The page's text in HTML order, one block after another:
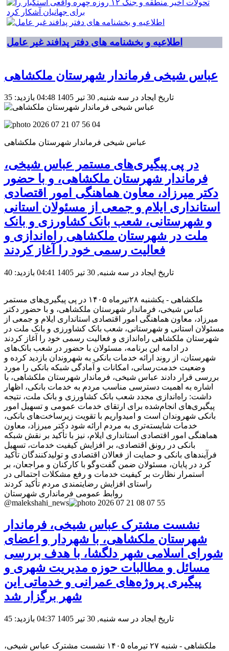
اطلاعیه و بخشنامه های دفتر پدافند غیر عامل
عباس شیخی فرماندار شهرستان ملکشاهی
تاریخ ایجاد در سه شنبه, 30 تیر 1405 04:48 بازدید: 35
عباس شیخی فرماندار شهرستان ملکشاهی
در پی پیگیری‌های مستمر عباس شیخی،
فرماندار شهرستان ملکشاهی، و با حضور
دکتر میرزاد، معاون هماهنگی امور اقتصادی
استانداری ایلام و جمعی از مسئولان استانی
و شهرستانی، شعب بانک کشاورزی و بانک
ملت در شهرستان ملکشاهی راه‌اندازی و
فعالیت رسمی خود را آغاز کردند
تاریخ ایجاد در سه شنبه, 30 تیر 1405 04:41 بازدید: 40
ملکشاهی - یکشنبه ۲۸تیرماه ۱۴۰۵ در پی پیگیری‌های مستمر
عباس شیخی، فرماندار شهرستان ملکشاهی، و با حضور دکتر
میرزاد، معاون هماهنگی امور اقتصادی استانداری ایلام و جمعی از
مسئولان استانی و شهرستانی، شعب بانک کشاورزی و بانک ملت در
شهرستان ملکشاهی راه‌اندازی و فعالیت رسمی خود را آغاز کردند
در ادامه این برنامه، مسئولان با حضور در شعب بانک‌های
شهرستان، از روند ارائه خدمات بانکی به شهروندان بازدید کرده و
وضعیت خدمت‌رسانی، امکانات و آمادگی شبکه بانکی را مورد
بررسی قرار دادند عباس شیخی، فرماندار شهرستان ملکشاهی، با
اشاره به اهمیت دسترسی مناسب مردم به خدمات بانکی، اظهار
داشت: راه‌اندازی مجدد شعب بانک کشاورزی و بانک ملت، نتیجه
پیگیری‌های انجام‌شده برای ارتقای خدمات عمومی و تسهیل امور
بانکی شهروندان است و امیدواریم با تقویت زیرساخت‌های بانکی،
خدمات شایسته‌تری به مردم ارائه شود دکتر میرزاد، معاون
هماهنگی امور اقتصادی استانداری ایلام، نیز با تأکید بر نقش شبکه
بانکی در رونق اقتصادی، بر افزایش کیفیت خدمات، تسهیل
فرآیندهای بانکی و حمایت از فعالان اقتصادی و تولیدکنندگان تأکید
کرد در پایان، مسئولان ضمن گفت‌وگو با کارکنان و مراجعان، بر
استمرار نظارت بر کیفیت خدمات و رفع مشکلات احتمالی در
راستای افزایش رضایتمندی مردم تأکید کردند
روابط عمومی فرمانداری شهرستان
@malekshahi_news
نشست مشترک عباس شیخی، فرماندار
شهرستان ملکشاهی، با شهردار و اعضای
شورای اسلامی شهر دلگشا، با هدف بررسی
مسائل و مطالبات حوزه مدیریت شهری و
پیگیری پروژه‌های عمرانی و خدماتی این
شهر برگزار شد
تاریخ ایجاد در سه شنبه, 30 تیر 1405 04:37 بازدید: 45
ملکشاهی - شنبه ۲۷ تیرماه ۱۴۰۵ نشست مشترک عباس شیخی،